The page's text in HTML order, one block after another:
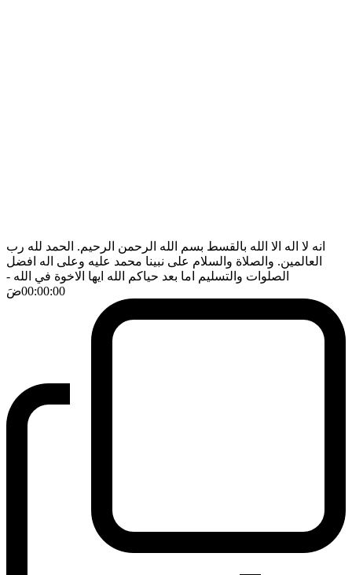
انه لا اله الا الله بالقسط بسم الله الرحمن الرحيم. الحمد لله رب
العالمين. والصلاة والسلام على نبينا محمد عليه وعلى اله افضل
الصلوات والتسليم اما بعد حياكم الله ايها الاخوة في الله -
00:00:00ضَ